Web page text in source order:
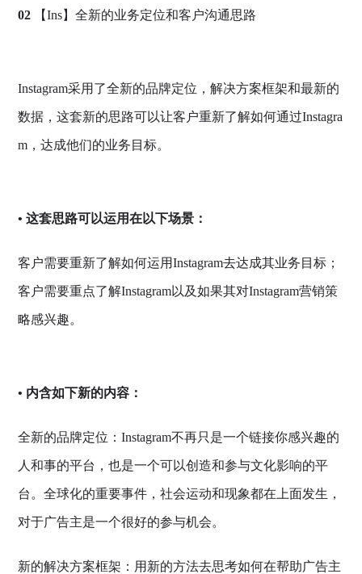
02 【Ins】全新的业务定位和客户沟通思路
Instagram采用了全新的品牌定位，解决方案框架和最新的
数据，这套新的思路可以让客户重新了解如何通过Instagra
m，达成他们的业务目标。
• 这套思路可以运用在以下场景：
客户需要重新了解如何运用Instagram去达成其业务目标；
客户需要重点了解Instagram以及如果其对Instagram营销策
略感兴趣。
• 内含如下新的内容：
全新的品牌定位：Instagram不再只是一个链接你感兴趣的
人和事的平台，也是一个可以创造和参与文化影响的平
台。全球化的重要事件，社会运动和现象都在上面发生，
对于广告主是一个很好的参与机会。
新的解决方案框架：用新的方法去思考如何在帮助广告主